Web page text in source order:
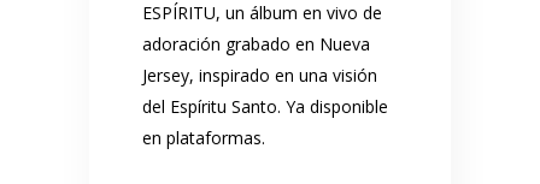
ESPÍRITU, un álbum en vivo de
adoración grabado en Nueva
Jersey, inspirado en una visión
del Espíritu Santo. Ya disponible
en plataformas.